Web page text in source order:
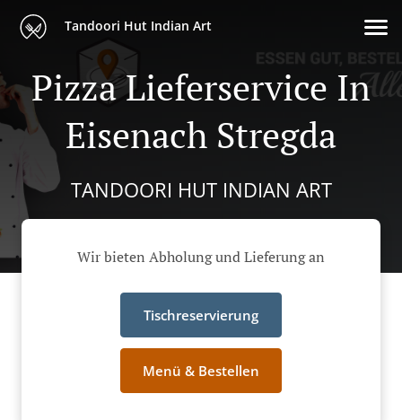
Tandoori Hut Indian Art
Pizza Lieferservice In
Eisenach Stregda
TANDOORI HUT INDIAN ART
Wir bieten Abholung und Lieferung an
Tischreservierung
Menü & Bestellen